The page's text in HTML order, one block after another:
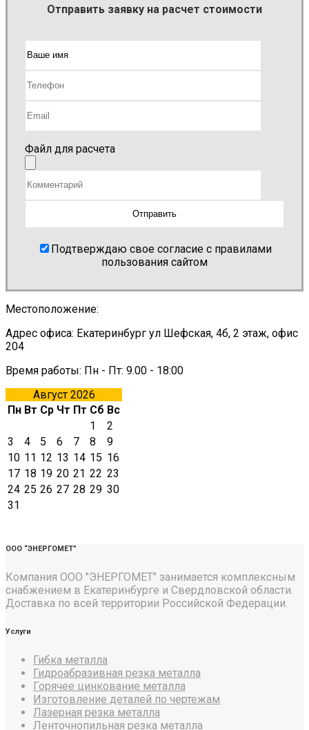
Отправить заявку на расчет стоимости
Файл для расчета
Подтверждаю свое согласие с правилами
пользования сайтом
Местоположение:
Адрес офиса: Екатеринбург ул Шефская, 4б, 2 этаж, офис
204
Время работы: Пн - Пт: 9.00 - 18:00
Август 2026
Пн Вт Ср Чт Пт Сб Вс
1
2
3
4 5 6 7 8
9
10 11 12 13 14 15 16
17 18 19 20 21 22 23
24 25 26 27 28 29 30
31
ООО “ЭНЕРГОМЕТ”
Компания ООО "ЭНЕРГОМЕТ" занимается комплексным
снабжением в Екатеринбурге и Свердловской области.
Доставка по всей территории Российской Федерации.
Услуги
Гибка металла
Гидроабразивная резка металла
Горячее цинкование металла
Изготовление деталей по чертежам
Лазерная резка металла
Ленточнопильная резка металла